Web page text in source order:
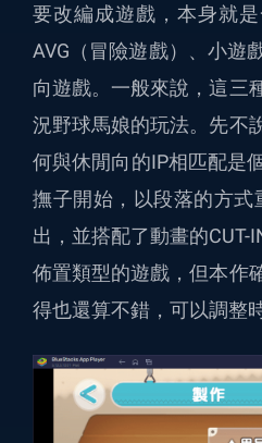
要改編成遊戲，本身就
AVG（冒險遊戲）、小遊
向遊戲。一般來說，這三
況野球馬娘的玩法。先不
何與休閒向的IP相匹配是
撫子開始，以段落的方
出，並搭配了動畫的
佈置類型的遊戲，但本作
得也還算不錯，可以調整